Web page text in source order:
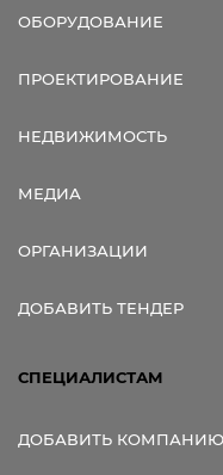
ОБОРУДОВАНИЕ
ПРОЕКТИРОВАНИЕ
НЕДВИЖИМОСТЬ
МЕДИА
ОРГАНИЗАЦИИ
ДОБАВИТЬ ТЕНДЕР
СПЕЦИАЛИСТАМ
ДОБАВИТЬ КОМПАНИЮ